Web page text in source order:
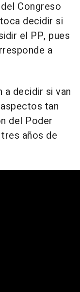
Congreso
decidir si
el PP, pues
a
a decidir si van
tan
del Poder
años de